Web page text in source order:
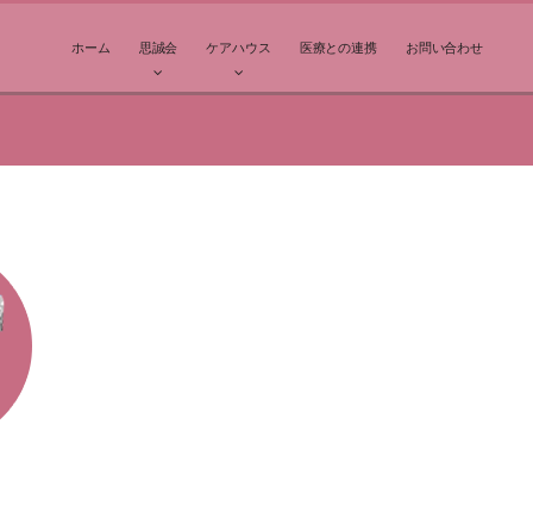
ホーム 思誠会 ケアハウス 医療との連携 お問い合わせ